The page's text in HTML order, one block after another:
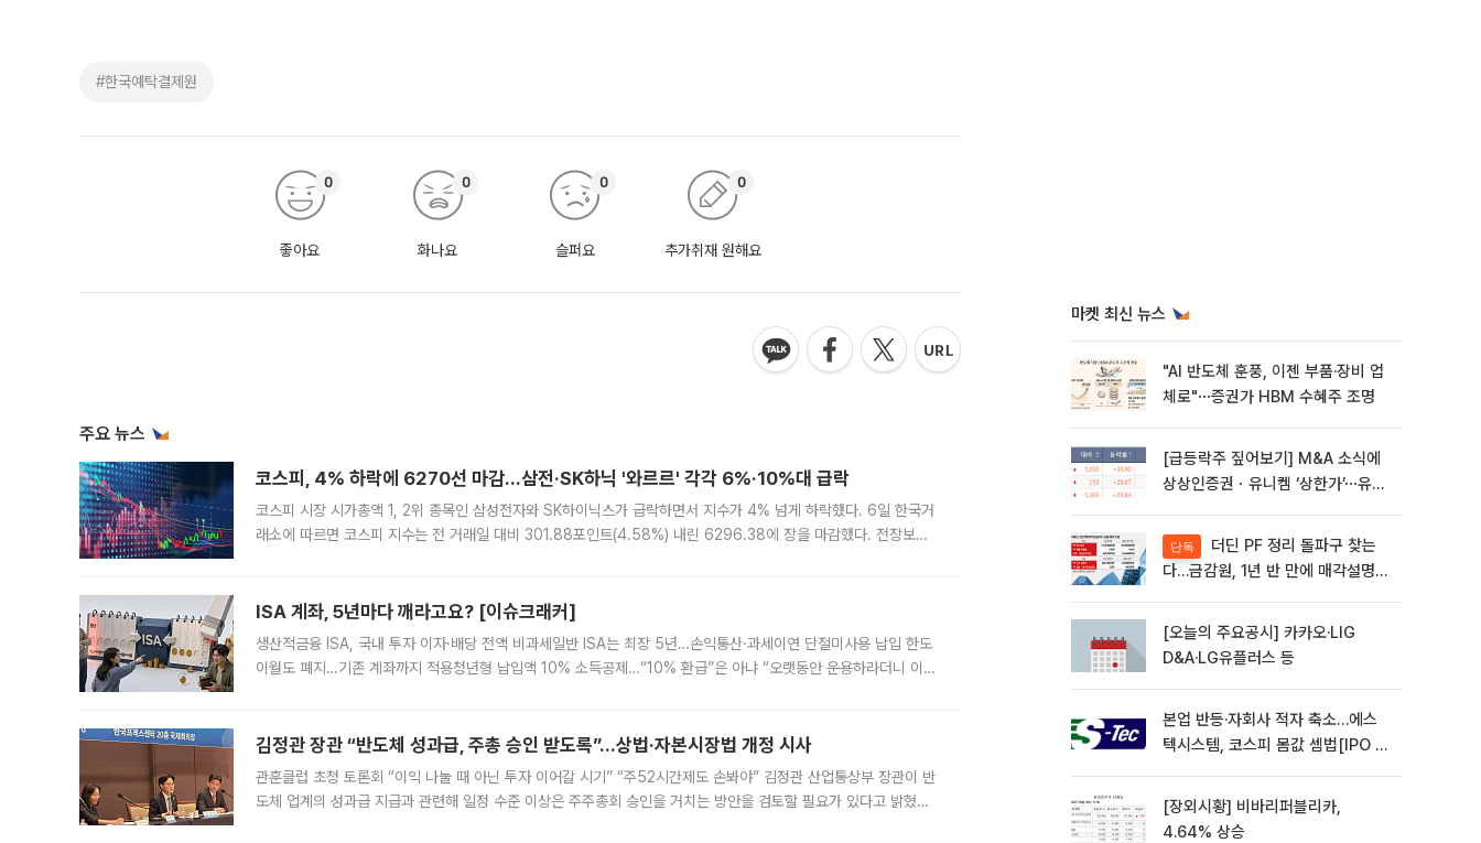
#한국예탁결제원
좋아요
0
화나요
0
슬퍼요
0
추가취재 원해요
0
주요 뉴스
코스피, 4% 하락에 6270선 마감…삼전·SK하닉 '와르르' 각각 6%·10%대 급락
코스피 시장 시가총액 1, 2위 종목인 삼성전자와 SK하이닉스가 급락하면서 지수가 4% 넘게 하락했다. 6일 한국거
래소에 따르면 코스피 지수는 전 거래일 대비 301.88포인트(4.58%) 내린 6296.38에 장을 마감했다. 전장보다
ISA 계좌, 5년마다 깨라고요? [이슈크래커]
생산적금융 ISA, 국내 투자 이자·배당 전액 비과세일반 ISA는 최장 5년…손익통산·과세이연 단절미사용 납입 한도
이월도 폐지…기존 계좌까지 적용청년형 납입액 10% 소득공제…“10% 환급”은 아냐 “오랫동안 운용하라더니 이제
김정관 장관 “반도체 성과급, 주총 승인 받도록”…상법·자본시장법 개정 시사
관훈클럽 초청 토론회 “이익 나눌 때 아닌 투자 이어갈 시기” “주52시간제도 손봐야” 김정관 산업통상부 장관이 반
도체 업계의 성과급 지급과 관련해 일정 수준 이상은 주주총회 승인을 거치는 방안을 검토할 필요가 있다고 밝혔다.
마켓 최신 뉴스
"AI 반도체 훈풍, 이젠 부품·장비 업
체로"⋯증권가 HBM 수혜주 조명
[급등락주 짚어보기] M&A 소식에
상상인증권ㆍ유니켐 ‘상한가’⋯유증
단독
다…금감원, 1년 반 만에 매각설명회
[오늘의 주요공시] 카카오·LIG
D&A·LG유플러스 등
본업 반등·자회사 적자 축소…에스
텍시스템, 코스피 몸값 셈법[IPO 엑
[장외시황] 비바리퍼블리카,
4.64% 상승